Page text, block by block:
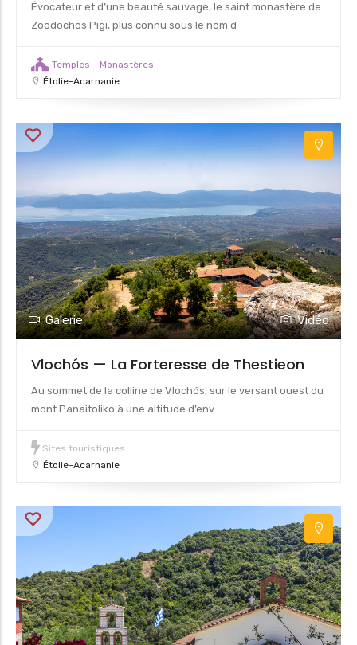
Évocateur et d’une beauté sauvage, le saint monastère de
Zoodochos Pigi, plus connu sous le nom d
Temples - Monastères
Étolie-Acarnanie
Galerie Vidéo
Vlochós — La Forteresse de Thestieon
Au sommet de la colline de Vlochós, sur le versant ouest du
mont Panaitoliko à une altitude d’env
Sites touristiques
Étolie-Acarnanie